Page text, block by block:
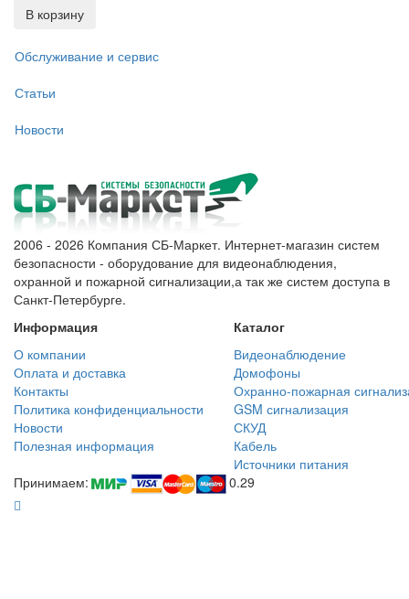
В корзину
Обслуживание и сервис
Статьи
Новости
2006 - 2026 Компания СБ-Маркет. Интернет-магазин систем
безопасности - оборудование для видеонаблюдения,
охранной и пожарной сигнализации,а так же систем доступа в
Санкт-Петербурге.
Информация
Каталог
О компании
Видеонаблюдение
Оплата и доставка
Домофоны
Контакты
Охранно-пожарная
Политика конфиденциальности
GSM сигнализация
Новости
СКУД
Полезная информация
Кабель
Источники питания
Принимаем:
0.29